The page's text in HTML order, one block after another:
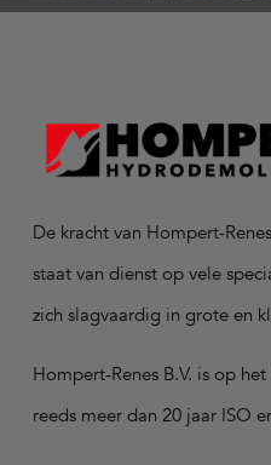
De kracht van Hompert-
staat van dienst op vele
zich slagvaardig in grote en
Hompert-Renes B.V. is op
reeds meer dan 20 jaar ISO